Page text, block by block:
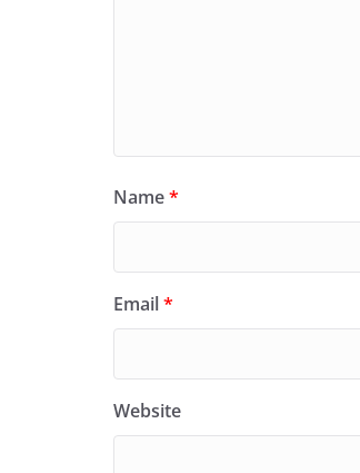
Name*
Email*
Website